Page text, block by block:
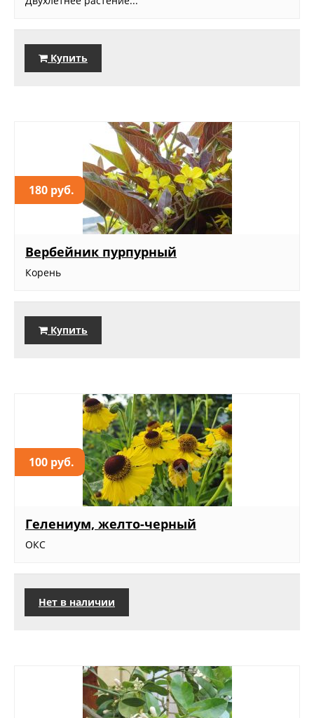
Купить
180 руб.
Вербейник пурпурный
Корень
Купить
100 руб.
Гелениум, желто-черный
ОКС
Нет в наличии